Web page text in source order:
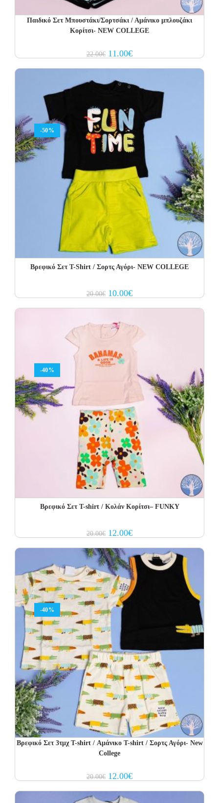
Παιδικό Σετ Μπουστάκι/Σορτσάκι / Αμάνικο μπλουζάκι
Κορίτσι- NEW COLLEGE
22.00€ Original
price
11.00€Current
price
-50%
Βρεφικό Σετ Τ-Shirt / Σορτς Αγόρι- NEW COLLEGE
20.00€ Original
price
10.00€Current
price
-40%
Βρεφικό Σετ Τ-shirt / Κολάν Κορίτσι– FUNKY
20.00€ Original
price
20.00€.
12.00€Current
price
12.00€.
-40%
Βρεφικό Σετ 3τμχ T-shirt / Αμάνικο T-shirt / Σορτς Αγόρι- New
College
20.00€ Original
price
20.00€.
12.00€Current
price